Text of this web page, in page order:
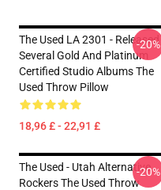
The Used LA 2301 - Released
Several Gold And Platinum
Certified Studio Albums The
Used Throw Pillow
18,96 £ - 22,91 £
-20%
The Used - Utah Alternative
Rockers The Used Throw
-20%